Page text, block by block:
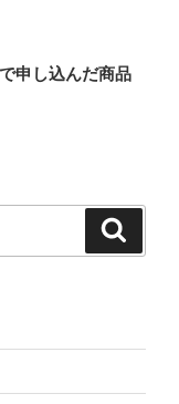
申し込んだ商品